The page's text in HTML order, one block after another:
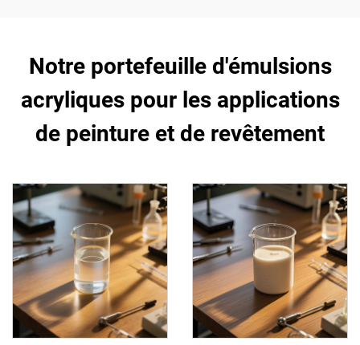
Notre portefeuille d'émulsions
acryliques pour les applications
de peinture et de revêtement